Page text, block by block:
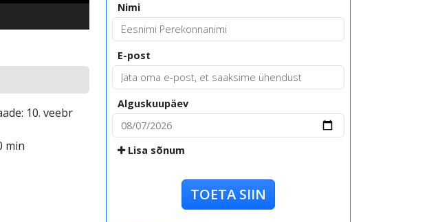
10. veebr
min
Nimi
E-post
Alguskuupäev
Lisa sõnum
TOETA SIIN